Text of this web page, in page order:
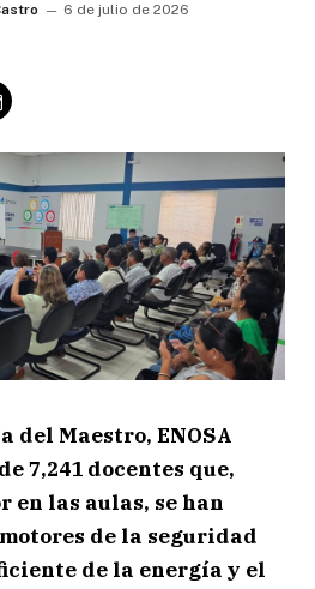
6 de julio de 2026
del Maestro, ENOSA
7,241 docentes que,
en las aulas, se han
de la seguridad
de la energía y el